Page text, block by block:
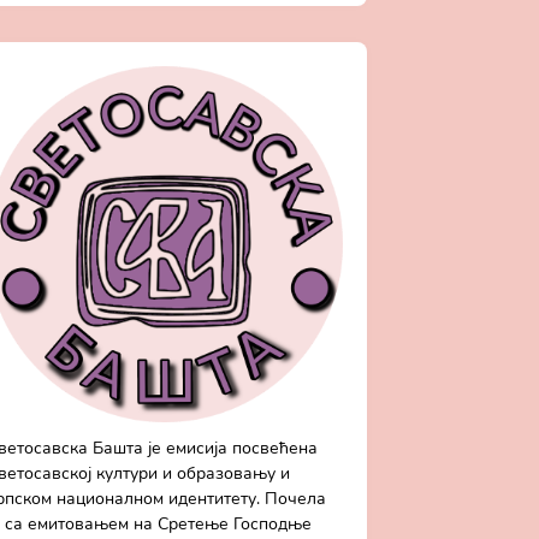
Башта је емисија посвећена
култури и образовању и
националном идентитету. Почела
са емитовањем на Сретење Господње